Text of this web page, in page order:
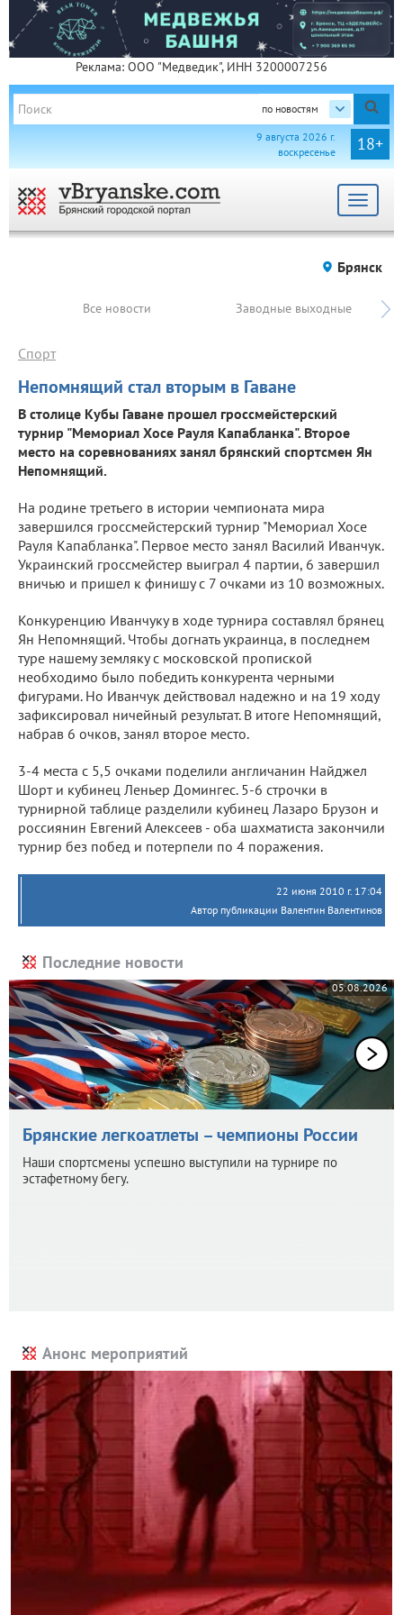
Реклама: ООО "Медведик", ИНН 3200007256
по новостям
18+
9 августа 2026 г.
воскресенье
Toggle
Брянск
Все новости Заводные выходные
Непомнящий стал вторым в Гаване
Спорт
В столице Кубы Гаване прошел гроссмейстерский
турнир "Мемориал Хосе Рауля Капабланка". Второе
место на соревнованиях занял брянский спортсмен Ян
Непомнящий.
На родине третьего в истории чемпионата мира
завершился гроссмейстерский турнир "Мемориал Хосе
Рауля Капабланка". Первое место занял Василий Иванчук.
Украинский гроссмейстер выиграл 4 партии, 6 завершил
вничью и пришел к финишу с 7 очками из 10 возможных.
Конкуренцию Иванчуку в ходе турнира составлял брянец
Ян Непомнящий. Чтобы догнать украинца, в последнем
туре нашему земляку с московской пропиской
необходимо было победить конкурента черными
фигурами. Но Иванчук действовал надежно и на 19 ходу
зафиксировал ничейный результат. В итоге Непомнящий,
набрав 6 очков, занял второе место.
3-4 места с 5,5 очками поделили англичанин Найджел
Шорт и кубинец Леньер Домингес. 5-6 строчки в
турнирной таблице разделили кубинец Лазаро Брузон и
россиянин Евгений Алексеев - оба шахматиста закончили
турнир без побед и потерпели по 4 поражения.
22 июня 2010 г. 17:04
Автор публикации Валентин Валентинов
Последние новости
05.08.2026
Брянские легкоатлеты – чемпионы России
Наши спортсмены успешно выступили на турнире по
эстафетному бегу.
Анонс мероприятий